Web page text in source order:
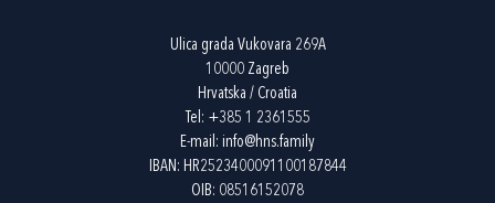
Ulica grada Vukovara 269A
10000 Zagreb
Hrvatska / Croatia
Tel: +385 1 2361555
E-mail: info@hns.family
IBAN: HR2523400091100187844
OIB: 08516152078